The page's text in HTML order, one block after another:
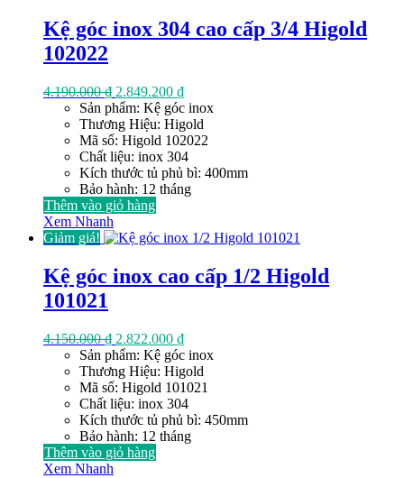
Kệ góc inox 304 cao cấp 3/4 Higold
102022
4.190.000₫ Giá
gốc
là:
4.190.000 ₫.
2.849.200 ₫Giá
hiện
tại
là:
2.849.200 ₫.
Sản phẩm: Kệ góc inox
Thương Hiệu: Higold
Mã số: Higold 102022
Chất liệu: inox 304
Kích thước tủ phủ bì: 400mm
Bảo hành: 12 tháng
Thêm vào giỏ hàng
Xem Nhanh
Giảm giá!
Kệ góc inox cao cấp 1/2 Higold
101021
4.150.000₫ Giá
gốc
là:
4.150.000 ₫.
2.822.000 ₫Giá
hiện
tại
là:
2.822.000 ₫.
Sản phẩm: Kệ góc inox
Thương Hiệu: Higold
Mã số: Higold 101021
Chất liệu: inox 304
Kích thước tủ phủ bì: 450mm
Bảo hành: 12 tháng
Thêm vào giỏ hàng
Xem Nhanh